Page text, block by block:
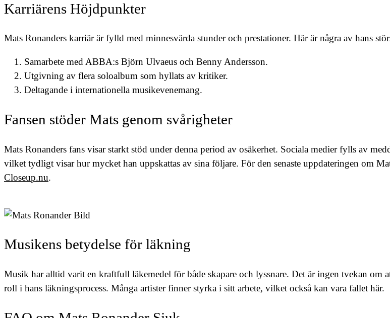
Karriärens Höjdpunkter
Mats Ronanders karriär är fylld med minnesvärda stunder och prestationer. Här är några av hans
Samarbete med ABBA:s Björn Ulvaeus och Benny Andersson.
Utgivning av flera soloalbum som hyllats av kritiker.
Deltagande i internationella musikevenemang.
Fansen stöder Mats genom svårigheter
Mats Ronanders fans visar starkt stöd under denna period av osäkerhet. Sociala medier fylls av
vilket tydligt visar hur mycket han uppskattas av sina följare. För den senaste uppdateringen om
Closeup.nu.
Musikens betydelse för läkning
Musik har alltid varit en kraftfull läkemedel för både skapare och lyssnare. Det är ingen tvekan om
roll i hans läkningsprocess. Många artister finner styrka i sitt arbete, vilket också kan vara fallet här.